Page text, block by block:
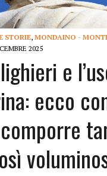
STORIE, MONDAINO -
2025
e
ecco